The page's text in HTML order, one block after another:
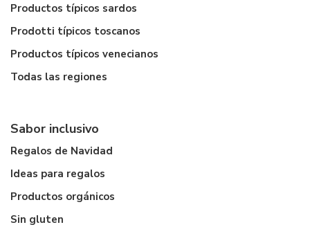
Productos típicos sardos
Prodotti típicos toscanos
Productos típicos venecianos
Todas las regiones
Sabor inclusivo
Regalos de Navidad
Ideas para regalos
Productos orgánicos
Sin gluten